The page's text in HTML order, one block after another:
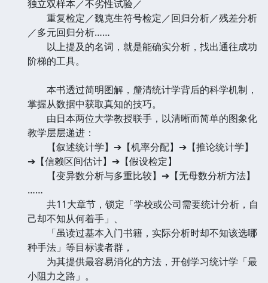
独立双样本／不劣性试验／
重复检定／魏克生符号检定／回归分析／残差分析
／多元回归分析……
以上提及的名词，就是能确实分析，找出通往成功
阶梯的工具。
本书透过简明图解，釐清统计学背后的科学机制，
掌握从数据中获取真知的技巧。
由日本两位大学教授联手，以清晰而简单的图象化
教学层层递进：
【叙述统计学】➔【机率分配】➔【推论统计学】
➔【信赖区间估计】➔【假设检定】
【变异数分析与多重比较】➔【无母数分析方法】
……
共11大章节，锁定「学校或公司需要统计分析，自
己却不知从何着手」、
「虽读过基本入门书籍，实际分析时却不知该选哪
种手法」等目标读者群，
为其提供最容易消化的方法，开创学习统计学「最
小阻力之路」。